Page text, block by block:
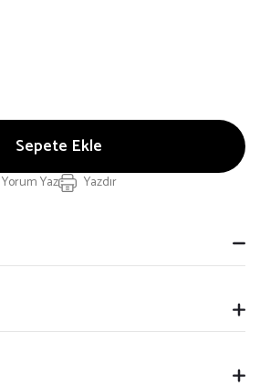
Sepete Ekle
Yorum Yaz Yazdır